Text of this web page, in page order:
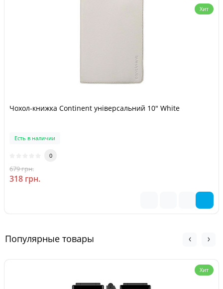
Хит
Чохол-книжка Continent універсальний 10" White
Есть в наличии
0
679 грн.
318 грн.
Популярные товары
Хит